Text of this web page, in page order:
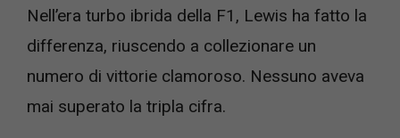
Nell’era turbo ibrida della F1, Lewis ha fatto la
differenza, riuscendo a collezionare un
numero di vittorie clamoroso. Nessuno aveva
mai superato la tripla cifra.